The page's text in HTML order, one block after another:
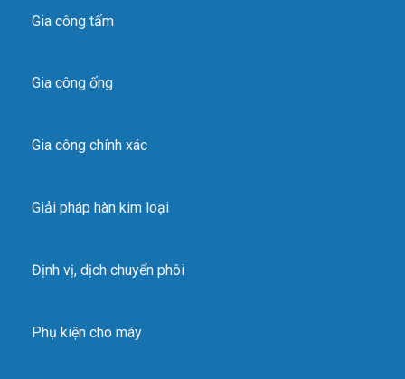
Gia công tấm
Gia công ống
Gia công chính xác
Giải pháp hàn kim loại
Định vị, dịch chuyển phôi
Phụ kiện cho máy